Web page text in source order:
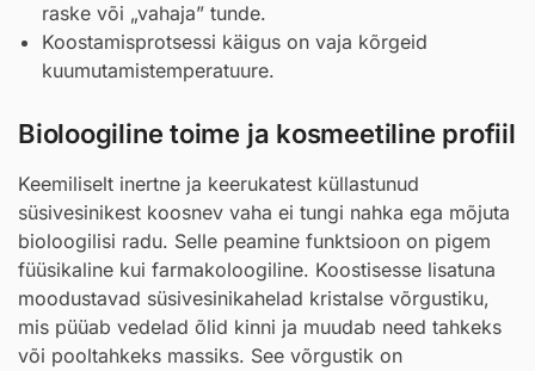
raske või „vahaja” tunde.
Koostamisprotsessi käigus on vaja kõrgeid
kuumutamistemperatuure.
Bioloogiline toime ja kosmeetiline profiil
Keemiliselt inertne ja keerukatest küllastunud
süsivesinikest koosnev vaha ei tungi nahka ega mõjuta
bioloogilisi radu. Selle peamine funktsioon on pigem
füüsikaline kui farmakoloogiline. Koostisesse lisatuna
moodustavad süsivesinikahelad kristalse võrgustiku,
mis püüab vedelad õlid kinni ja muudab need tahkeks
või pooltahkeks massiks. See võrgustik on